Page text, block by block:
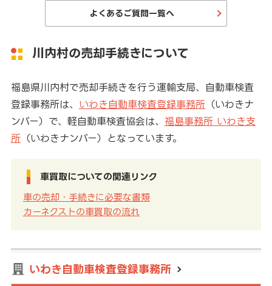
よくあるご質問一覧へ
川内村の売却手続きについて
福島県川内村で売却手続きを行う運輸支局、自動車検査
登録事務所は、 いわき自動車検査登録事務所（いわきナ
ンバー）で、軽自動車検査協会は、 福島事務所 いわき支
所（いわきナンバー）となっています。
車買取についての関連リンク
車の売却・手続きに必要な書類
カーネクストの車買取の流れ
いわき自動車検査登録事務所